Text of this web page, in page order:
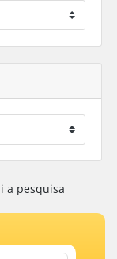
a pesquisa